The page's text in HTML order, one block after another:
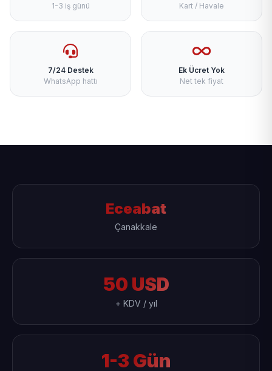
1-3 iş günü
Kart / Havale
7/24 Destek
WhatsApp hattı
Ek Ücret Yok
Net tek fiyat
Eceabat
Çanakkale
50 USD
+ KDV / yıl
1-3 Gün